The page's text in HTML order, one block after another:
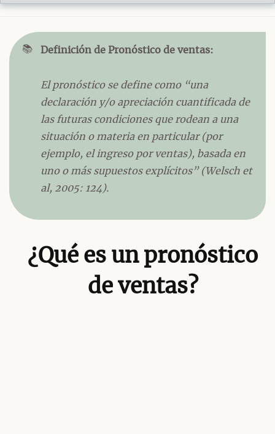
📚 Definición de Pronóstico de ventas:
El pronóstico se define como “una
declaración y/o apreciación cuantificada de
las futuras condiciones que rodean a una
situación o materia en particular (por
ejemplo, el ingreso por ventas), basada en
uno o más supuestos explícitos” (Welsch et
al, 2005: 124).
¿Qué es un pronóstico
de ventas?